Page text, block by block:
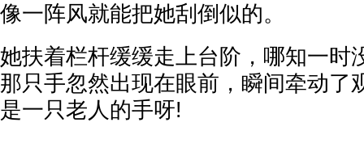
像一阵风就能把她刮倒似的。
她扶着栏杆缓缓走上台阶，哪知一时
那只手忽然出现在眼前，瞬间牵动了
是一只老人的手呀!